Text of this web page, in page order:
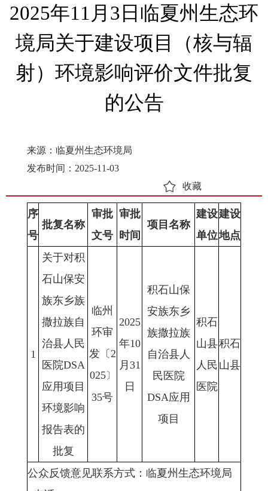
2025年11月3日临夏州生态环
境局关于建设项目（核与辐
射）环境影响评价文件批复
的公告
来源：临夏州生态环境局
发布时间：2025-11-03
收藏
序
号
批复名称
审批
文号
审批
时间
项目名称
建设
单位
建设
地点
1
关于对积
石山保安
族东乡族
撒拉族自
治县人民
医院DSA
应用项目
环境影响
报告表的
批复
临州
环审
发〔2
025〕
35号
2025
年10
月31
日
积石山保
安族东乡
族撒拉族
自治县人
民医院
DSA应用
项目
积石
山县
人民
医院
积石
山县
公众反馈意见联系方式：临夏州生态环境局